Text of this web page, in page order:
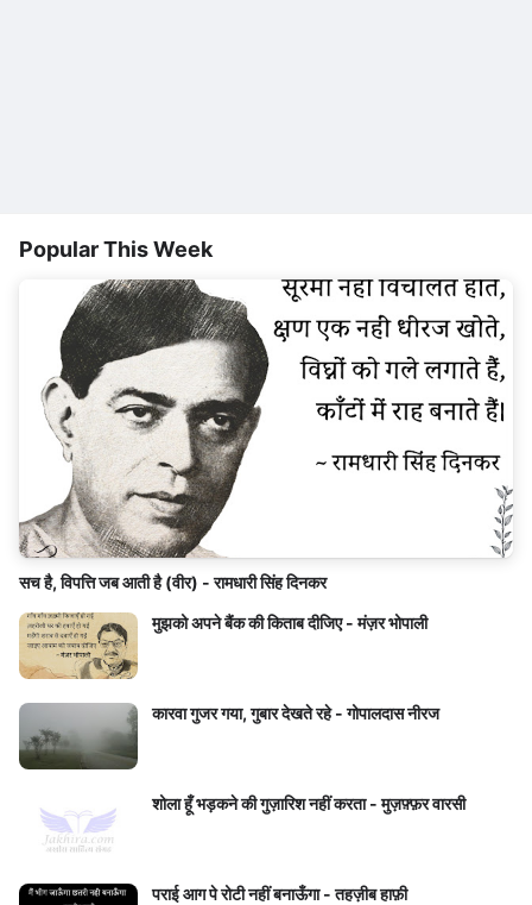
Popular This Week
सच है, विपत्ति जब आती है (वीर) - रामधारी सिंह दिनकर
मुझको अपने बैंक की किताब दीजिए - मंज़र भोपाली
कारवा गुजर गया, गुबार देखते रहे - गोपालदास नीरज
शोला हूँ भड़कने की गुज़ारिश नहीं करता - मुज़फ़्फ़र वारसी
पराई आग पे रोटी नहीं बनाऊँगा - तहज़ीब हाफ़ी